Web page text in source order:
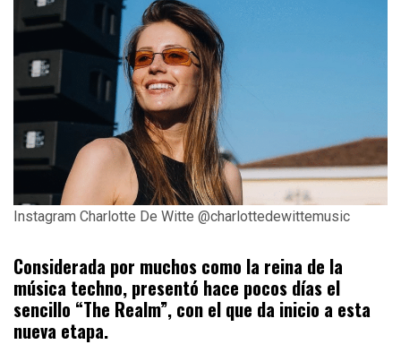
Instagram Charlotte De Witte @charlottedewittemusic
Considerada por muchos como la reina de la
música techno, presentó hace pocos días el
sencillo “The Realm”, con el que da inicio a esta
nueva etapa.